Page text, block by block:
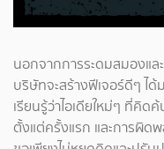
นอกจากการระดมสมองแ
บริษัทจะสร้างฟีเจอร์ดีๆ ไ
เรียนรู้ว่าไอเดียใหม่ๆ ที่คิด
ตั้งแต่ครั้งแรก และการผิด